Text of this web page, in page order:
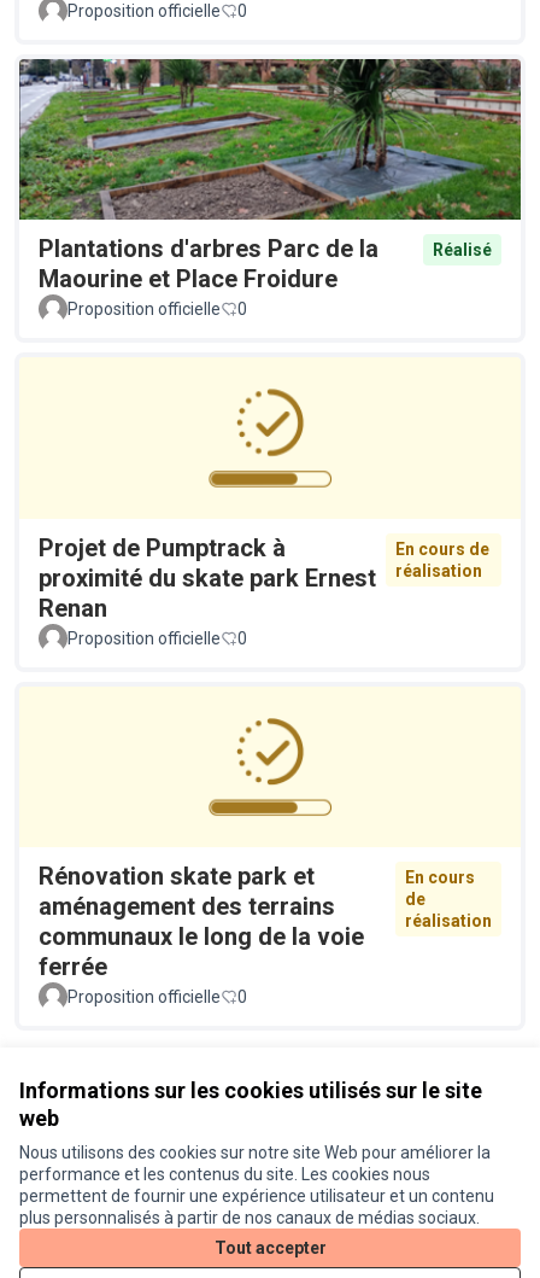
Informations sur les cookies utilisés sur le site
web
Nous utilisons des cookies sur notre site Web pour améliorer la
performance et les contenus du site. Les cookies nous
permettent de fournir une expérience utilisateur et un contenu
plus personnalisés à partir de nos canaux de médias sociaux.
Tout accepter
Proposition officielle 0
Plantations d'arbres Parc de la
Maourine et Place Froidure
Réalisé
Proposition officielle 0
Projet de Pumptrack à
proximité du skate park Ernest
Renan
En cours de
réalisation
Proposition officielle 0
Rénovation skate park et
aménagement des terrains
communaux le long de la voie
ferrée
En cours
de
réalisation
Proposition officielle 0
Conditions d'utilisation
Paramètres des cookies
Je participe ! sur X
(Lien externe)
Je participe ! sur Facebook
Je participe ! sur Instagram